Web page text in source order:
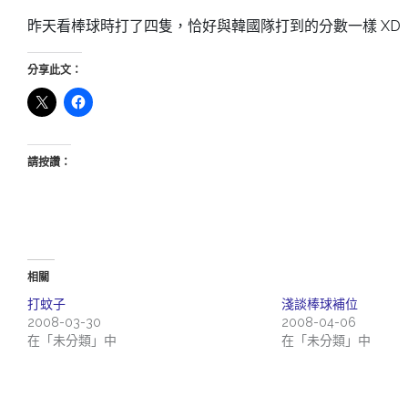
昨天看棒球時打了四隻，恰好與韓國隊打到的分數一樣 XD
分享此文：
請按讚：
相關
打蚊子
2008-03-30
在「未分類」中
淺談棒球補位
2008-04-06
在「未分類」中